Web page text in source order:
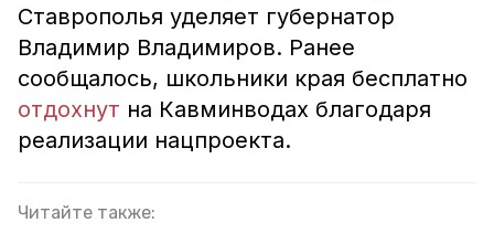
Ставрополья уделяет губернатор
Владимир Владимиров. Ранее
сообщалось, школьники края бесплатно
отдохнут на Кавминводах благодаря
реализации нацпроекта.
Читайте также: